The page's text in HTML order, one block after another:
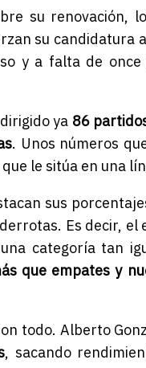
su renovación,
su candidatura
y a falta de
ya 86
. Unos números
le sitúa en una
sus
Es decir,
categoría tan
que empates y
todo. Alberto
, sacando